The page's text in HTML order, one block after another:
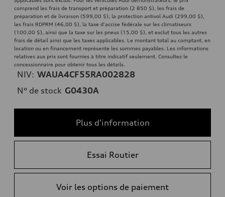
comprend les frais de transport et préparation (2 850 $), les frais de
préparation et de livraison (599,00 $), la protection antivol Audi (299,00 $),
les frais RDPRM (46,00 $), la taxe d'accise fédérale sur les climatiseurs
(100,00 $), ainsi que la taxe sur les pneus (15,00 $), et exclut tous les autres
frais de détail ainsi que les taxes applicables. Le montant total au comptant, en
location ou en financement représente les sommes payables. Les informations
relatives aux prix sont fournies à titre indicatif seulement. Consultez le
concessionnaire pour obtenir tous les détails.
NIV: WAUA4CF55RA002828
N° de stock G0430A
Plus d'information
Essai Routier
Voir les options de paiement